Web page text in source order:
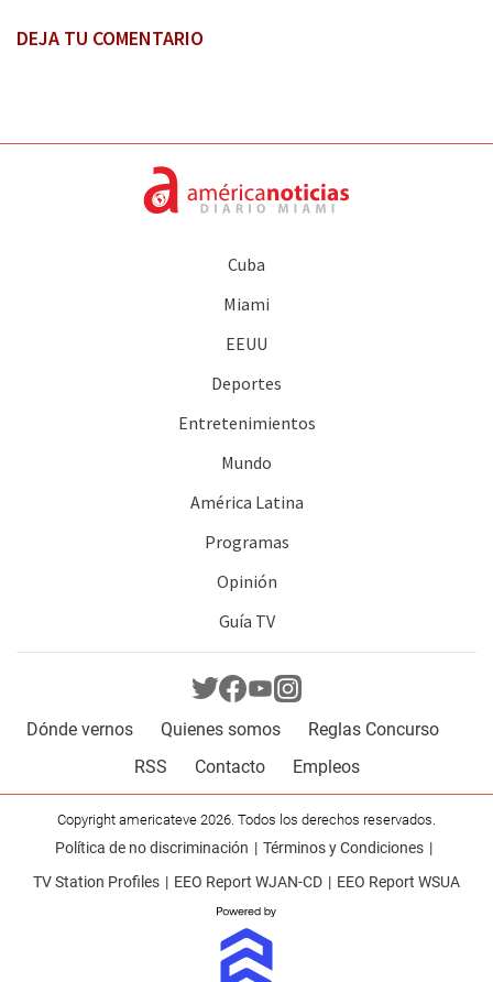
DEJA TU COMENTARIO
Cuba
Miami
EEUU
Deportes
Entretenimientos
Mundo
América Latina
Programas
Opinión
Guía TV
Dónde vernos Quienes somos
Reglas Concurso
RSS
Contacto Empleos
Copyright americateve 2026. Todos los derechos reservados.
Política de no discriminación
Términos y Condiciones
TV Station Profiles
EEO Report WJAN-CD EEO Report WSUA